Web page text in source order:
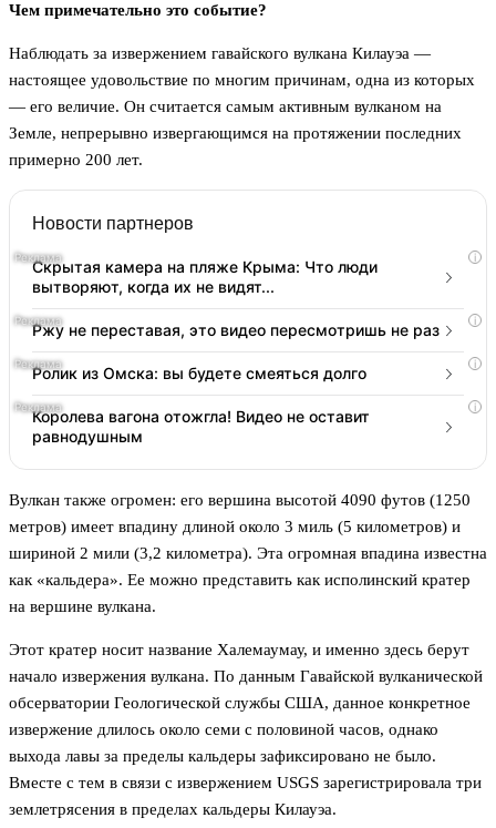
Чем примечательно это событие?
Наблюдать за извержением гавайского вулкана Килауэа —
настоящее удовольствие по многим причинам, одна из которых
— его величие. Он считается самым активным вулканом на
Земле, непрерывно извергающимся на протяжении последних
примерно 200 лет.
Новости партнеров
i
Скрытая камера на пляже Крыма: Что люди
вытворяют, когда их не видят...
i
Ржу не переставая, это видео пересмотришь не раз
i
Ролик из Омска: вы будете смеяться долго
i
Королева вагона отожгла! Видео не оставит
равнодушным
Вулкан также огромен: его вершина высотой 4090 футов (1250
метров) имеет впадину длиной около 3 миль (5 километров) и
шириной 2 мили (3,2 километра). Эта огромная впадина известна
как «кальдера». Ее можно представить как исполинский кратер
на вершине вулкана.
Этот кратер носит название Халемаумау, и именно здесь берут
начало извержения вулкана. По данным Гавайской вулканической
обсерватории Геологической службы США, данное конкретное
извержение длилось около семи с половиной часов, однако
выхода лавы за пределы кальдеры зафиксировано не было.
Вместе с тем в связи с извержением USGS зарегистрировала три
землетрясения в пределах кальдеры Килауэа.